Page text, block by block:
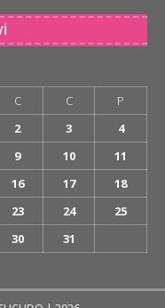
C C
P
2 3
4
9 10
11
16 17
18
23 24
25
30
31